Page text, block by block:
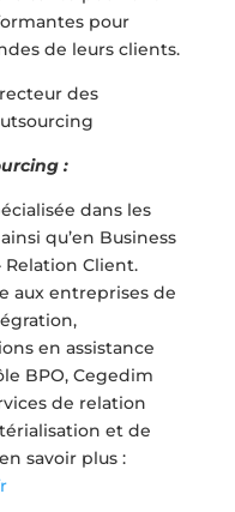
pour
de leurs clients.
des
:
dans les
qu’en Business
Relation Client.
aux entreprises de
en assistance
BPO, Cegedim
de relation
et de
savoir plus :